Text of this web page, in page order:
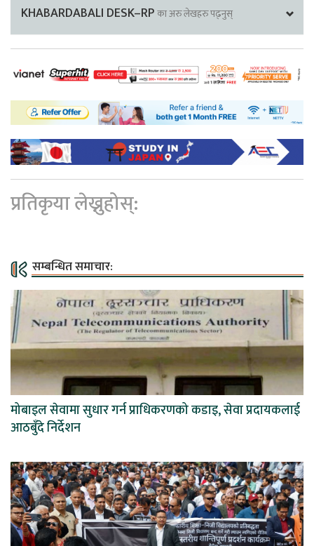
KHABARDABALI DESK–RPका अरु लेखहरु पढ्नुस्
प्रतिकृया लेख्नुहोस्:
सम्बन्धित समाचार:
मोबाइल सेवामा सुधार गर्न प्राधिकरणको कडाइ, सेवा प्रदायकलाई
आठबुँदे निर्देशन